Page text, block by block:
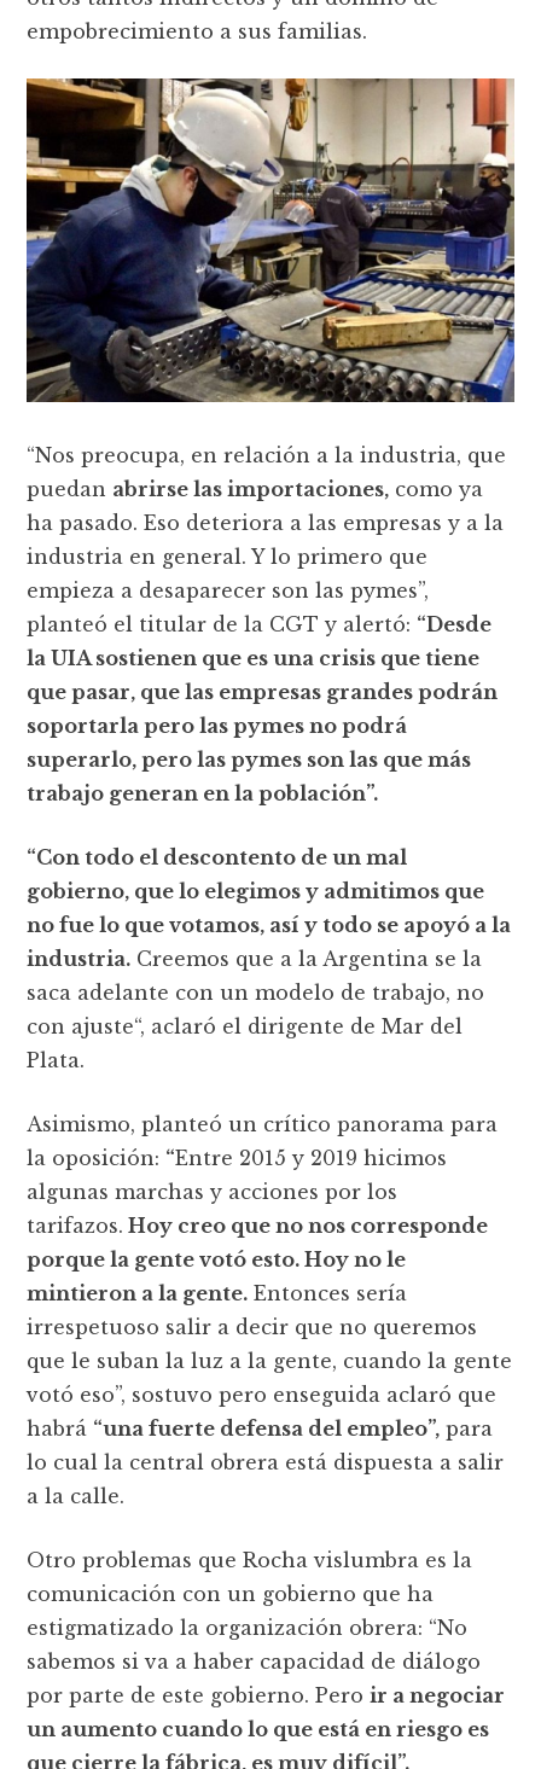
empobrecimiento a sus familias.
“Nos preocupa, en relación a la industria, que
puedan abrirse las importaciones, como ya
ha pasado. Eso deteriora a las empresas y a la
industria en general. Y lo primero que
empieza a desaparecer son las pymes”,
planteó el titular de la CGT y alertó: “Desde
la UIA sostienen que es una crisis que tiene
que pasar, que las empresas grandes podrán
soportarla pero las pymes no podrá
superarlo, pero las pymes son las que más
trabajo generan en la población”.
“Con todo el descontento de un mal
gobierno, que lo elegimos y admitimos que
no fue lo que votamos, así y todo se apoyó a la
industria. Creemos que a la Argentina se la
saca adelante con un modelo de trabajo, no
con ajuste“, aclaró el dirigente de Mar del
Plata.
Asimismo, planteó un crítico panorama para
la oposición: “Entre 2015 y 2019 hicimos
algunas marchas y acciones por los
tarifazos. Hoy creo que no nos corresponde
porque la gente votó esto. Hoy no le
mintieron a la gente. Entonces sería
irrespetuoso salir a decir que no queremos
que le suban la luz a la gente, cuando la gente
votó eso”, sostuvo pero enseguida aclaró que
habrá “una fuerte defensa del empleo”, para
lo cual la central obrera está dispuesta a salir
a la calle.
Otro problemas que Rocha vislumbra es la
comunicación con un gobierno que ha
estigmatizado la organización obrera: “No
sabemos si va a haber capacidad de diálogo
por parte de este gobierno. Peroir a negociar
un aumento cuando lo que está en riesgo es
que cierre la fábrica, es muy difícil”.